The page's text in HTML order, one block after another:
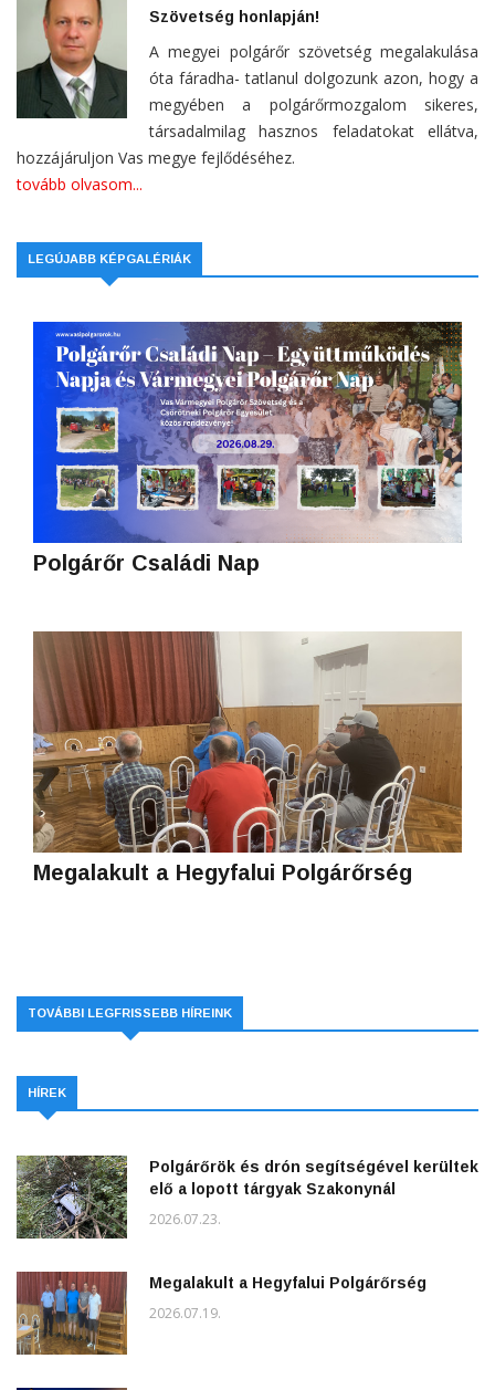
Szövetség honlapján!
A megyei polgárőr szövetség megalakulása
óta fáradha- tatlanul dolgozunk azon, hogy a
megyében a polgárőrmozgalom sikeres,
társadalmilag hasznos feladatokat ellátva,
hozzájáruljon Vas megye fejlődéséhez.
tovább olvasom...
LEGÚJABB KÉPGALÉRIÁK
Polgárőr Családi Nap
Megalakult a Hegyfalui Polgárőrség
TOVÁBBI LEGFRISSEBB HÍREINK
HÍREK
Polgárőrök és drón segítségével kerültek
elő a lopott tárgyak Szakonynál
2026.07.23.
Megalakult a Hegyfalui Polgárőrség
2026.07.19.